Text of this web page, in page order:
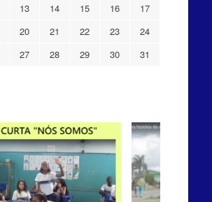
13 14 15 16
17
20 21 22 23
24
27 28 29 30 31